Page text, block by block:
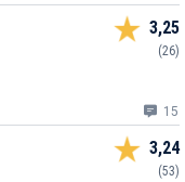
3,25
(26)
15
3,24
(53)